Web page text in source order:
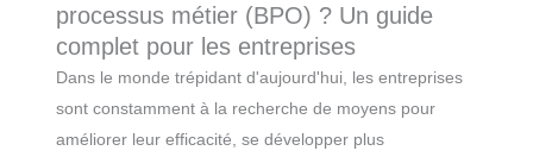
processus métier (BPO) ? Un guide
complet pour les entreprises
Dans le monde trépidant d'aujourd'hui, les entreprises
sont constamment à la recherche de moyens pour
améliorer leur efficacité, se développer plus